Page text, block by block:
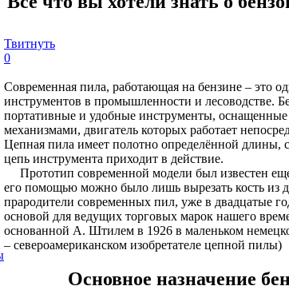
Твитнуть
0
Современная пила, работающая на бензине – это
инструментов в промышленности и лесоводстве.
портативные и удобные инструменты,
механизмами, двигатель которых работает
Цепная пила имеет полотно определённой длины,
цепь инструмента приходит в действие.
Прототип современной модели был известен
его помощью можно было лишь вырезать кость из
прародители современных пил, уже в двадцатые
основой для ведущих торговых марок нашего
основанной А. Штилем в 1926 в маленьком
– североамериканском изобретателе цепной пилы)
Основное назначение